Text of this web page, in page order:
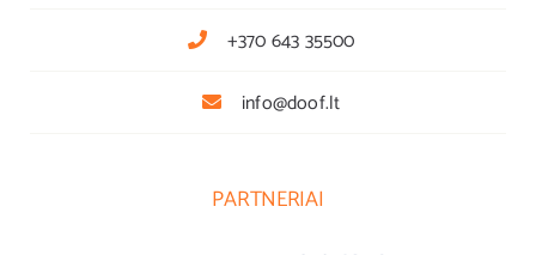
+370 643 35500
info@doof.lt
PARTNERIAI